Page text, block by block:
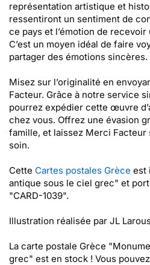
représentation artistique et
ressentiront un sentiment de
ce pays et l’émotion de
C’est un moyen idéal de faire
partager des émotions sincères.
Misez sur l’originalité en
Facteur. Grâce à notre service
pourrez expédier cette œuvre
chez vous. Offrez une évasion
famille, et laissez Merci Facteur
soin.
Cette Cartes postales Grèce est
antique sous le ciel grec" et
"CARD-1039".
Illustration réalisée par JL
La carte postale Grèce
grec" est en stock ! Vous